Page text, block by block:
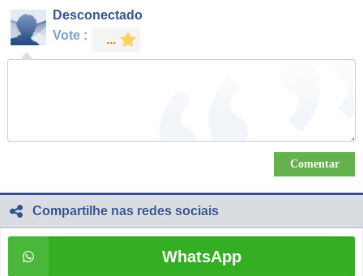
Desconectado
Vote :
Compartilhe nas redes sociais
WhatsApp